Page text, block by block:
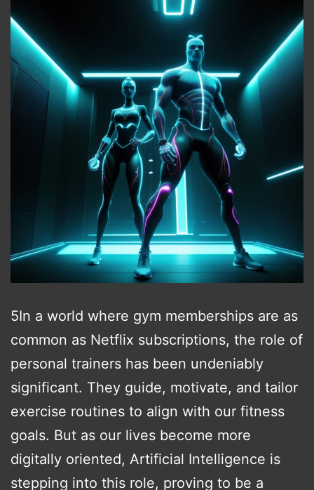
5In a world where gym memberships are as
common as Netflix subscriptions, the role of
personal trainers has been undeniably
significant. They guide, motivate, and tailor
exercise routines to align with our fitness
goals. But as our lives become more
digitally oriented, Artificial Intelligence is
stepping into this role, proving to be a